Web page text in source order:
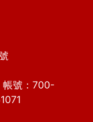
帳號：700-